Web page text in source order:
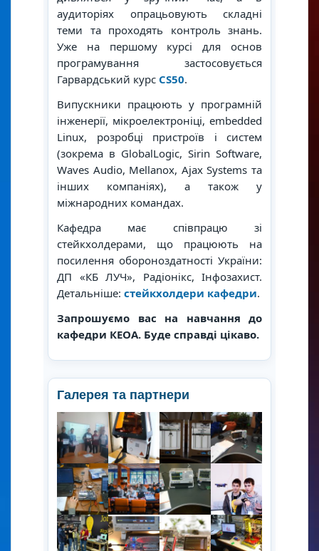
аудиторіях опрацьовують складні
теми та проходять контроль знань.
Уже на першому курсі для основ
програмування застосовується
Гарвардський курс CS50.
Випускники працюють у програмній
інженерії, мікроелектроніці, embedded
Linux, розробці пристроїв і систем
(зокрема в GlobalLogic, Sirin Software,
Waves Audio, Mellanox, Ajax Systems та
інших компаніях), а також у
міжнародних командах.
Кафедра має співпрацю зі
стейкхолдерами, що працюють на
посилення обороноздатності України:
ДП «КБ ЛУЧ», Радіонікс, Інфозахист.
Детальніше: стейкхолдери кафедри.
Запрошуємо вас на навчання до
кафедри КЕОА. Буде справді цікаво.
Галерея та партнери